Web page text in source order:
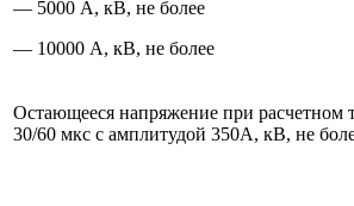
— 5000 А, кВ, не более
— 10000 А, кВ, не более
Остающееся напряжение при расчетном
30/60 мкс с амплитудой 350А, кВ, не